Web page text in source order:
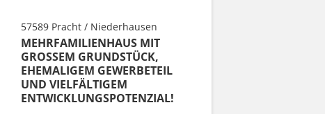
57589 Pracht / Niederhausen
MEHRFAMILIENHAUS MIT
GROSSEM GRUNDSTÜCK, E
HEMALIGEM GEWERBETEIL U
ND VIELFÄLTIGEM E
NTWICKLUNGSPOTENZIAL!